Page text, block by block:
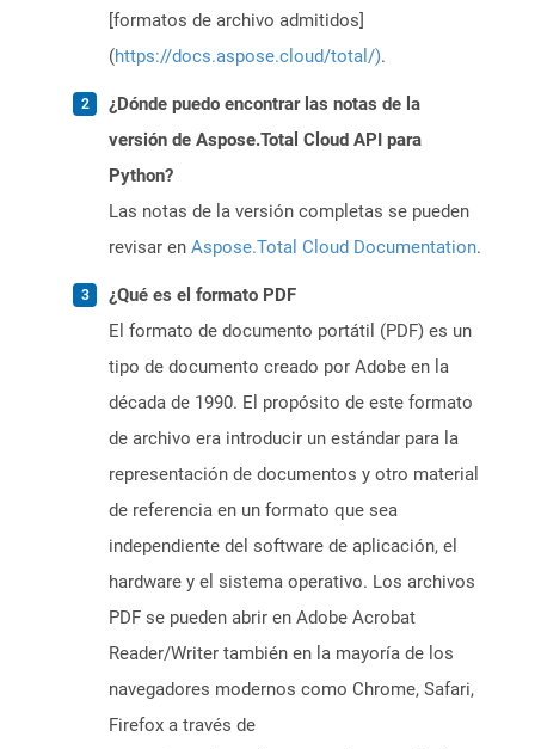
[formatos de archivo admitidos]
(https://docs.aspose.cloud/total/).
¿Dónde puedo encontrar las notas de la
versión de Aspose.Total Cloud API para
Python?
Las notas de la versión completas se pueden
revisar en Aspose.Total Cloud Documentation.
¿Qué es el formato PDF
El formato de documento portátil (PDF) es un
tipo de documento creado por Adobe en la
década de 1990. El propósito de este formato
de archivo era introducir un estándar para la
representación de documentos y otro material
de referencia en un formato que sea
independiente del software de aplicación, el
hardware y el sistema operativo. Los archivos
PDF se pueden abrir en Adobe Acrobat
Reader/Writer también en la mayoría de los
navegadores modernos como Chrome, Safari,
Firefox a través de